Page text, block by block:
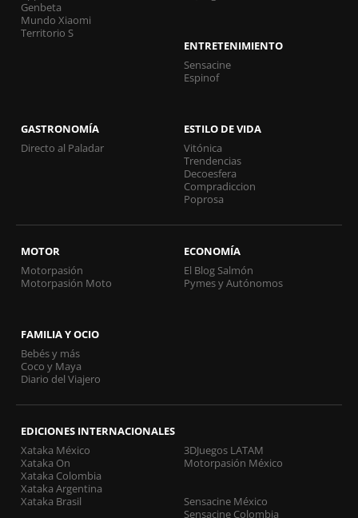
Genbeta
Mundo Xiaomi
Territorio S
ENTRETENIMIENTO
Sensacine
Espinof
GASTRONOMÍA
Directo al Paladar
ESTILO DE VIDA
Vitónica
Trendencias
Decoesfera
Compradiccion
Poprosa
MOTOR
Motorpasión
Motorpasión Moto
ECONOMÍA
El Blog Salmón
Pymes y Autónomos
FAMILIA Y OCIO
Bebés y más
Coco y Maya
Diario del Viajero
EDICIONES INTERNACIONALES
Xataka México
Xataka On
Xataka Colombia
Xataka Argentina
Xataka Brasil
3DJuegos LATAM
Motorpasión México
Sensacine México
Sensacine Colombia